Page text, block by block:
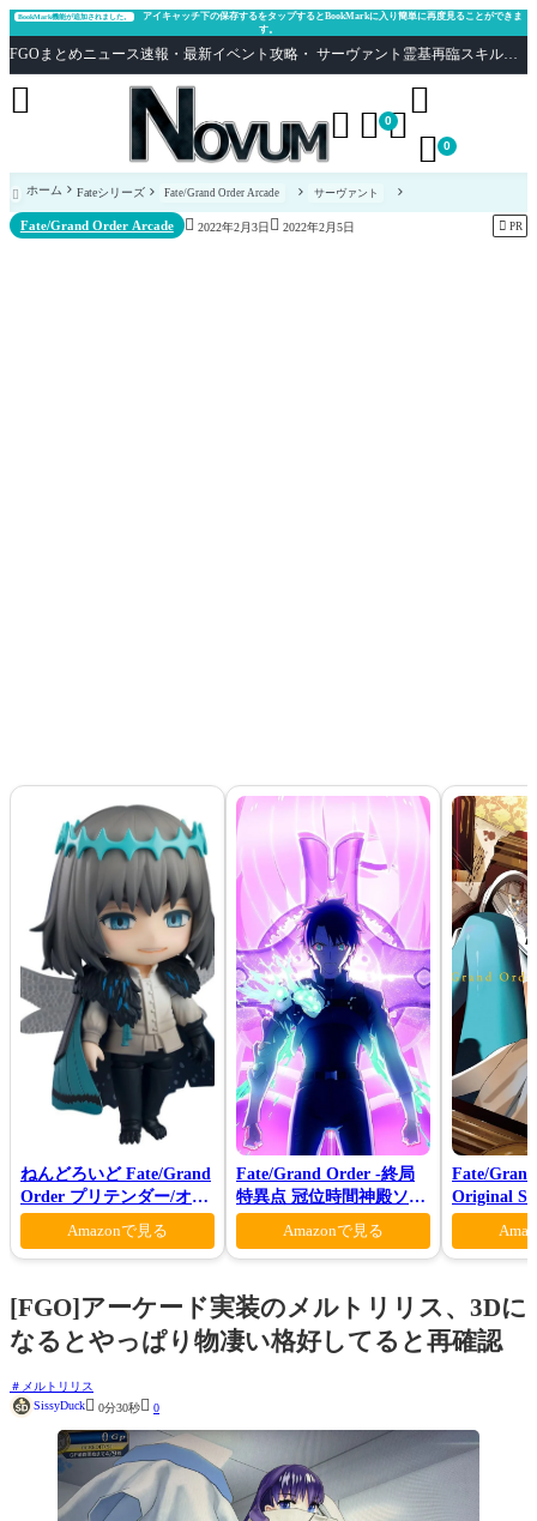
BookMark機能が追加されました。
アイキャッチ下の保存するをタップするとBookMarkに入り簡単に再度見ることができま
す。
FGOまとめニュース速報・最新イベント攻略・ サーヴァント霊基再臨スキル性能評価まとめ Fate/Grand Order
  0

 0

 ホーム Fateシリーズ Fate/Grand Order Arcade サーヴァント
Fate/Grand Order Arcade  2022年2月3日  2022年2月5日  PR
ねんどろいど Fate/Grand
Order プリテンダー/オベ
ロン ヴォーティガーン
Amazonで見る
Fate/Grand Order -終局
特異点 冠位時間神殿ソロ
モン-(完全生産限定版)
Amazonで見る
Fate/
Original
Ⅶ(初回仕
[FGO]アーケード実装のメルトリリス、3Dに
なるとやっぱり物凄い格好してると再確認
メルトリリス
SissyDuck 0分30秒 0